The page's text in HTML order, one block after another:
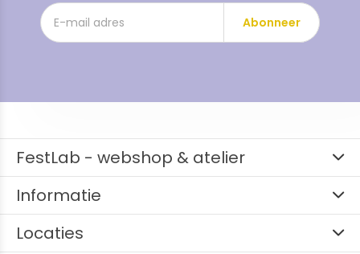
Abonneer
FestLab - webshop & atelier
Informatie
Locaties